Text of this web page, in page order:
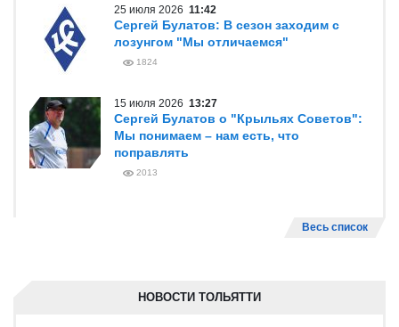
25 июля 2026 11:42
Сергей Булатов: В сезон заходим с
лозунгом "Мы отличаемся"
1824
15 июля 2026 13:27
Сергей Булатов о "Крыльях Советов":
Мы понимаем – нам есть, что
поправлять
2013
Весь список
НОВОСТИ ТОЛЬЯТТИ